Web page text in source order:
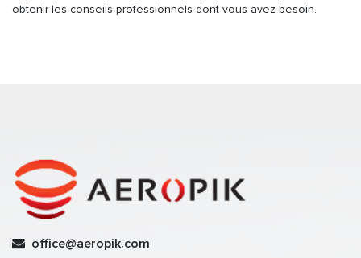
obtenir les conseils professionnels dont vous avez besoin.
office@aeropik.com